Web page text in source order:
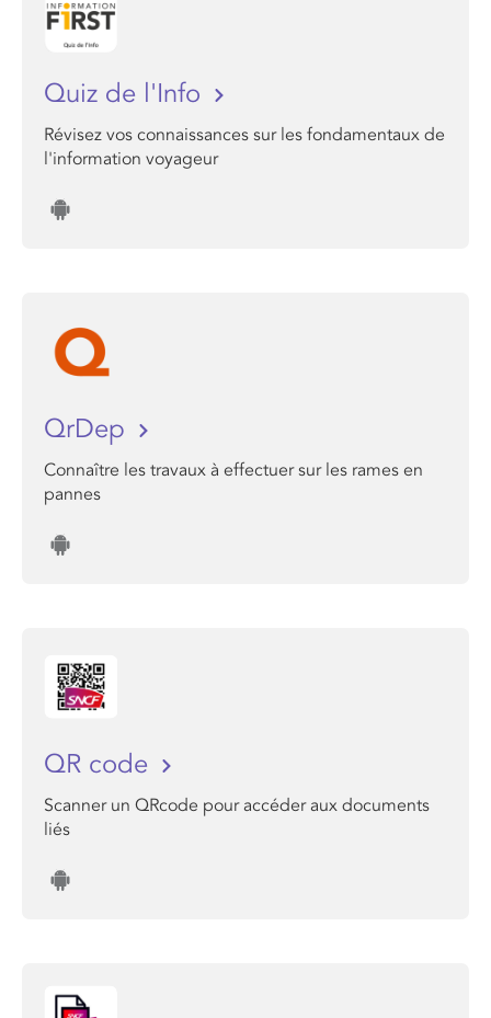
Quiz de l'Info
Révisez vos connaissances sur les fondamentaux de
l'information voyageur
QrDep
Connaître les travaux à effectuer sur les rames en
pannes
QR code
Scanner un QRcode pour accéder aux documents
liés